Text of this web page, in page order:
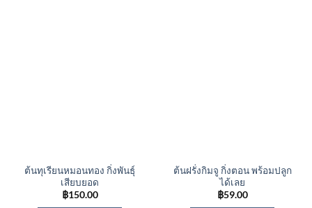
ต้นทุเรียนหมอนทอง กิ่งพันธุ์
เสียบยอด
฿150.00
ต้นฝรั่งกิมจู กิ่งตอน พร้อมปลูก
ได้เลย
฿59.00